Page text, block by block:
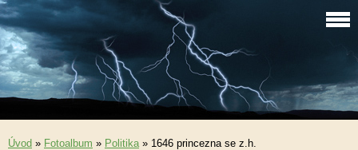
Úvod » Fotoalbum » Politika» 1646 princezna se z.h.